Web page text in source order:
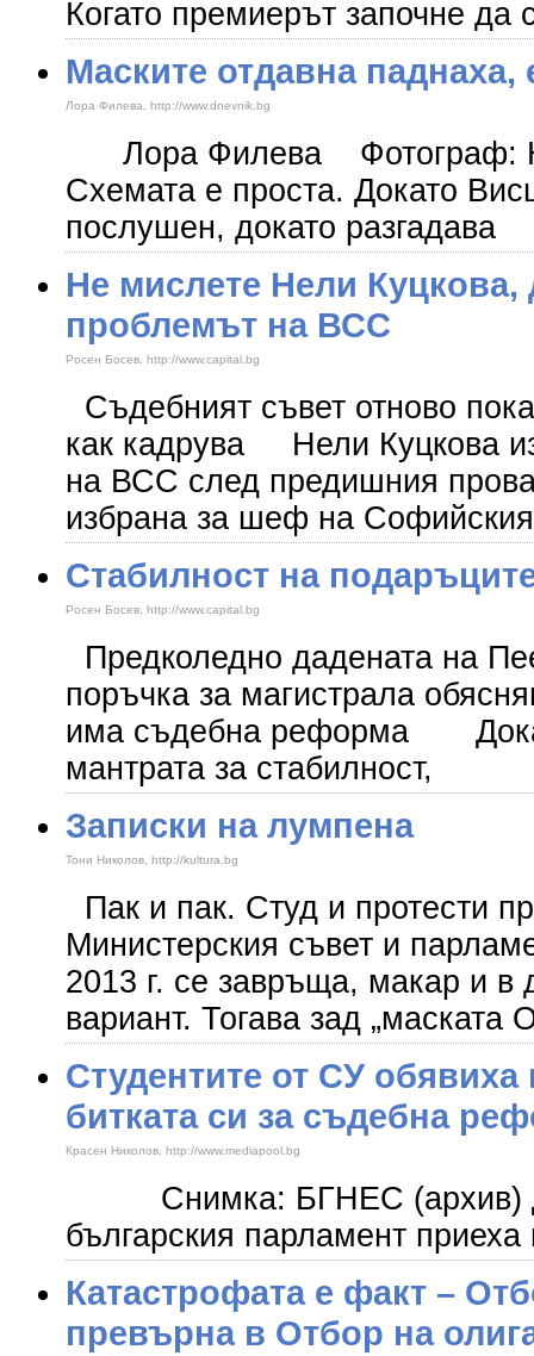
Когато премиерът започне да
Маските отдавна паднаха,
Лора Филева, http://www.dnevnik.bg
Лора Филева Фотограф:
Схемата е проста. Докато
послушен, докато разгадава
Не мислете Нели Куцкова,
проблемът на ВСС
Росен Босев, http://www.capital.bg
Съдебният съвет отново
как кадрува Нели Куцкова
на ВСС след предишния
избрана за шеф на Софийския
Стабилност на
Росен Босев, http://www.capital.bg
Предколедно дадената на
поръчка за магистрала
има съдебна реформа
мантрата за стабилност,
Записки на лумпена
Тони Николов, http://kultura.bg
Пак и пак. Студ и протести
Министерския съвет и
2013 г. се завръща, макар и в
вариант. Тогава зад „маската
Студентите от СУ обявиха
битката си за съдебна
Красен Николов, http://www.mediapool.bg
Снимка: БГНЕС (архив)
българския парламент
Катастрофата е факт –
превърна в Отбор на